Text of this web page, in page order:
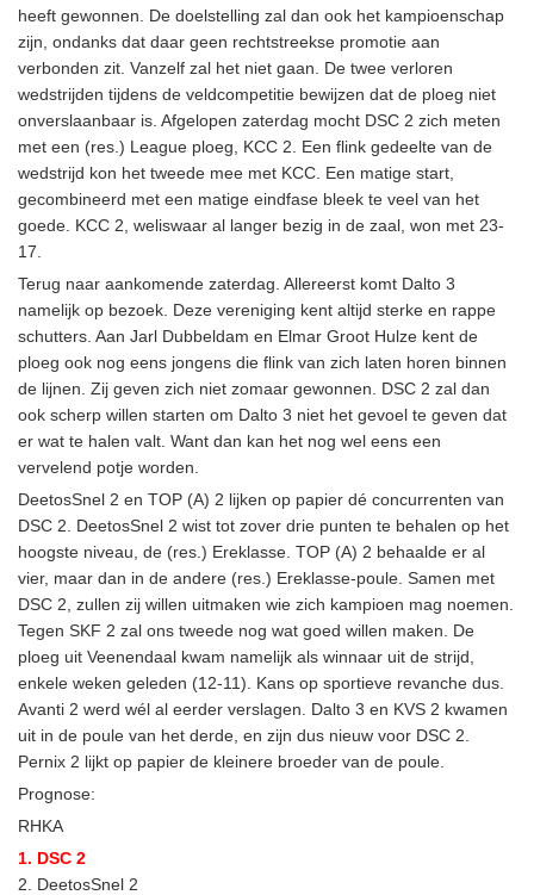
heeft gewonnen. De doelstelling zal dan ook het kampioenschap
zijn, ondanks dat daar geen rechtstreekse promotie aan
verbonden zit. Vanzelf zal het niet gaan. De twee verloren
wedstrijden tijdens de veldcompetitie bewijzen dat de ploeg niet
onverslaanbaar is. Afgelopen zaterdag mocht DSC 2 zich meten
met een (res.) League ploeg, KCC 2. Een flink gedeelte van de
wedstrijd kon het tweede mee met KCC. Een matige start,
gecombineerd met een matige eindfase bleek te veel van het
goede. KCC 2, weliswaar al langer bezig in de zaal, won met 23-
17.
Terug naar aankomende zaterdag. Allereerst komt Dalto 3
namelijk op bezoek. Deze vereniging kent altijd sterke en rappe
schutters. Aan Jarl Dubbeldam en Elmar Groot Hulze kent de
ploeg ook nog eens jongens die flink van zich laten horen binnen
de lijnen. Zij geven zich niet zomaar gewonnen. DSC 2 zal dan
ook scherp willen starten om Dalto 3 niet het gevoel te geven dat
er wat te halen valt. Want dan kan het nog wel eens een
vervelend potje worden.
DeetosSnel 2 en TOP (A) 2 lijken op papier dé concurrenten van
DSC 2. DeetosSnel 2 wist tot zover drie punten te behalen op het
hoogste niveau, de (res.) Ereklasse. TOP (A) 2 behaalde er al
vier, maar dan in de andere (res.) Ereklasse-poule. Samen met
DSC 2, zullen zij willen uitmaken wie zich kampioen mag noemen.
Tegen SKF 2 zal ons tweede nog wat goed willen maken. De
ploeg uit Veenendaal kwam namelijk als winnaar uit de strijd,
enkele weken geleden (12-11). Kans op sportieve revanche dus.
Avanti 2 werd wél al eerder verslagen. Dalto 3 en KVS 2 kwamen
uit in de poule van het derde, en zijn dus nieuw voor DSC 2.
Pernix 2 lijkt op papier de kleinere broeder van de poule.
Prognose:
RHKA
1. DSC 2
2. DeetosSnel 2